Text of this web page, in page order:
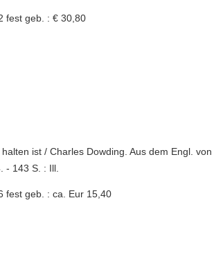
fest geb. : € 30,80
ist / Charles Dowding. Aus dem Engl. von
- 143 S. : Ill.
fest geb. : ca. Eur 15,40